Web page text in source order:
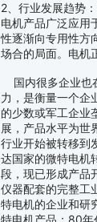
2、行业发展趋势
电机产品广泛应用
性逐渐向专用性方
场合的局面。电机
国内很多企业也
力，是衡量一个企
的少数或军工企业
展，产品水平为世
行业开始被转移到
达国家的微特电机
段，现已形成产品
仪器配套的完整工
特电机的企业和研